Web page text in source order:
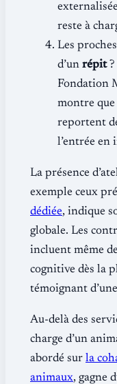
reste à
Les
d’un répit?
Fondation
montre
reportent
l’entrée
La présence
exemple ceux
dédiée, indique
globale. Les
incluent même
cognitive dès la
témoignant
Au-delà des
charge d’un
abordé sur la
animaux, gagne